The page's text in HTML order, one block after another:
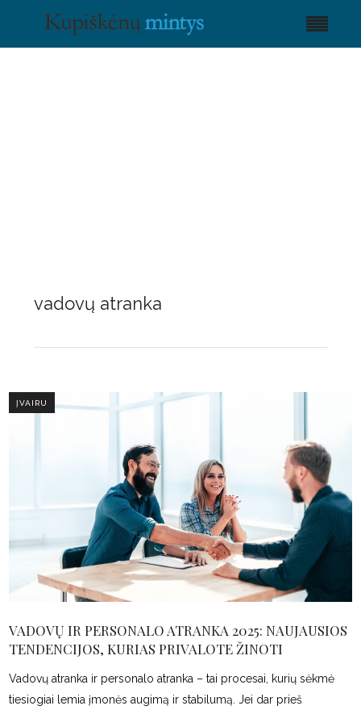
vadovų atranka
ĮVAIRU
VADOVŲ IR PERSONALO ATRANKA 2025: NAUJAUSIOS
TENDENCIJOS, KURIAS PRIVALOTE ŽINOTI
Vadovų atranka ir personalo atranka – tai procesai, kurių sėkmė
tiesiogiai lemia įmonės augimą ir stabilumą. Jei dar prieš